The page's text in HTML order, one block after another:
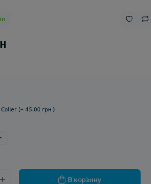
(+ 45.00 грн )
В корзину